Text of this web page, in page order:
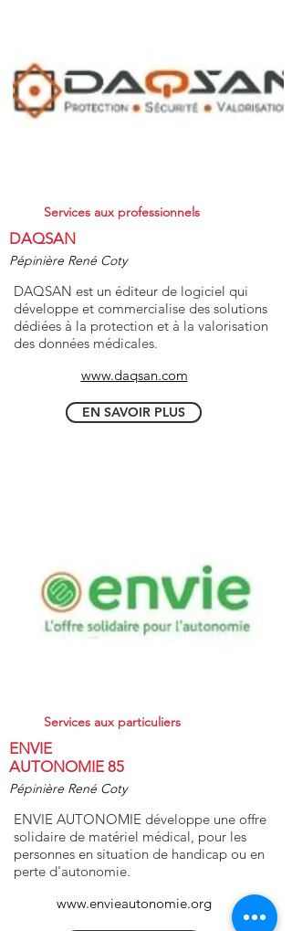
Services aux professionnels
DAQSAN
Pépinière René Coty
DAQSAN est un éditeur de logiciel qui
développe et commercialise des solutions
dédiées à la protection et à la valorisation
des données médicales.
www.daqsan.com
EN SAVOIR PLUS
Services aux particuliers
ENVIE
AUTONOMIE 85
Pépinière René Coty
ENVIE AUTONOMIE développe une offre
solidaire de matériel médical, pour les
personnes en situation de handicap ou en
perte d'autonomie.
www.envieautonomie.org